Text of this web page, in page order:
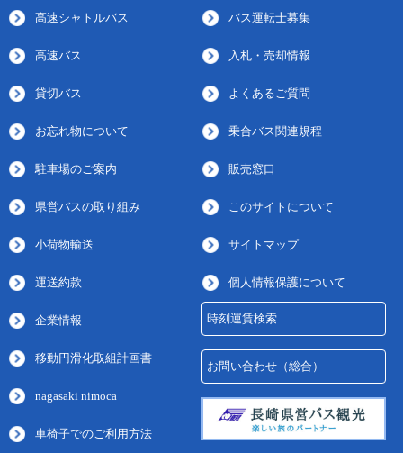
高速シャトルバス
高速バス
貸切バス
お忘れ物について
駐車場のご案内
県営バスの取り組み
小荷物輸送
運送約款
企業情報
移動円滑化取組計画書
nagasaki nimoca
車椅子でのご利用方法
バス運転士募集
入札・売却情報
よくあるご質問
乗合バス関連規程
販売窓口
このサイトについて
サイトマップ
個人情報保護について
時刻運賃検索
お問い合わせ（総合）